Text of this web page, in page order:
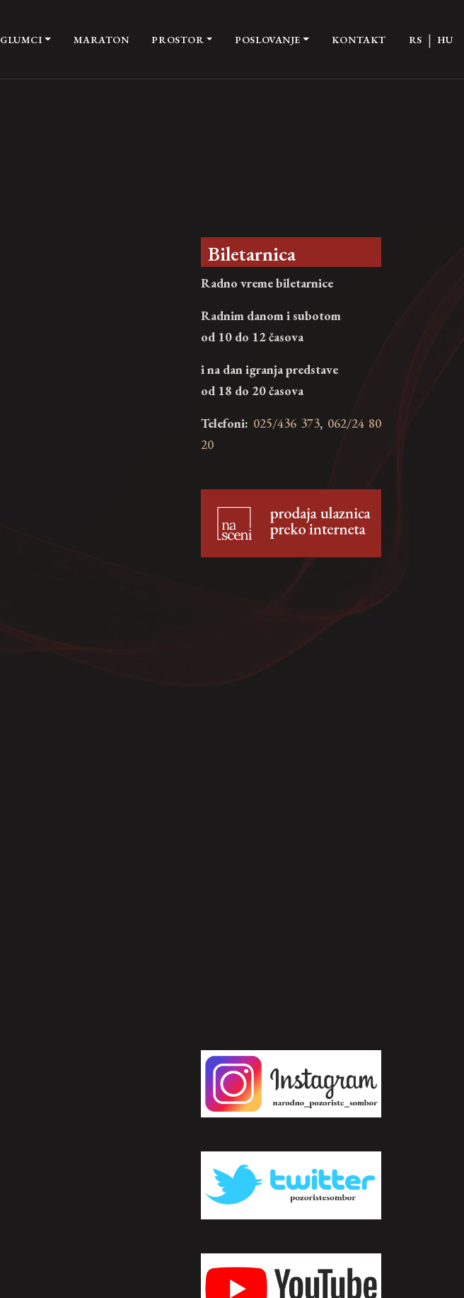
GLUMCI MARATON PROSTOR POSLOVANJE KONTAKT RS | HU
Biletarnica
Radno vreme biletarnice
Radnim danom i subotom
od 10 do 12 časova
i na dan igranja predstave
od 18 do 20 časova
Telefoni: 025/436 373, 062/24 80
20